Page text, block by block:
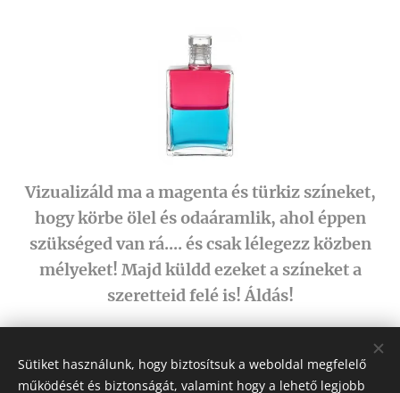
Vizualizáld ma a magenta és türkiz színeket,
hogy körbe ölel és odaáramlik, ahol éppen
szükséged van rá.... és csak lélegezz közben
mélyeket! Majd küldd ezeket a színeket a
szeretteid felé is! Áldás!
Share
Sütiket használunk, hogy biztosítsuk a weboldal megfelelő
működését és biztonságát, valamint hogy a lehető legjobb